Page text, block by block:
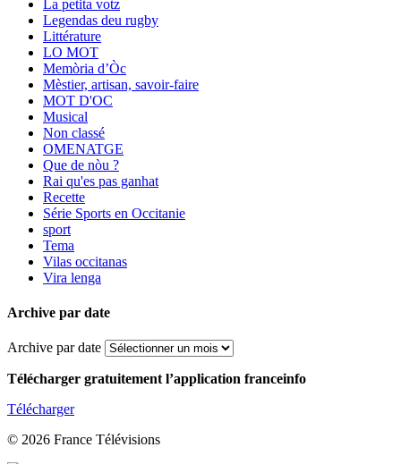
La petita votz
Legendas deu rugby
Littérature
LO MOT
Memòria d’Òc
Mèstier, artisan, savoir-faire
MOT D'OC
Musical
Non classé
OMENATGE
Que de nòu ?
Rai qu'es pas ganhat
Recette
Série Sports en Occitanie
sport
Tema
Vilas occitanas
Vira lenga
Archive par date
Archive par date
Télécharger gratuitement l’application franceinfo
Télécharger
© 2026 France Télévisions